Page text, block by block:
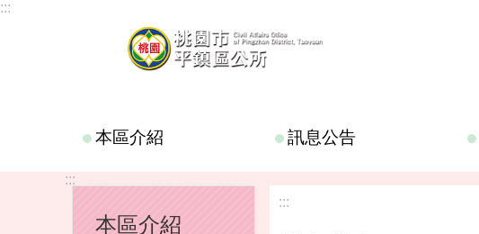
跳到主要內容區塊
:::
本區介紹 訊息公告
:::
本區介紹
:::